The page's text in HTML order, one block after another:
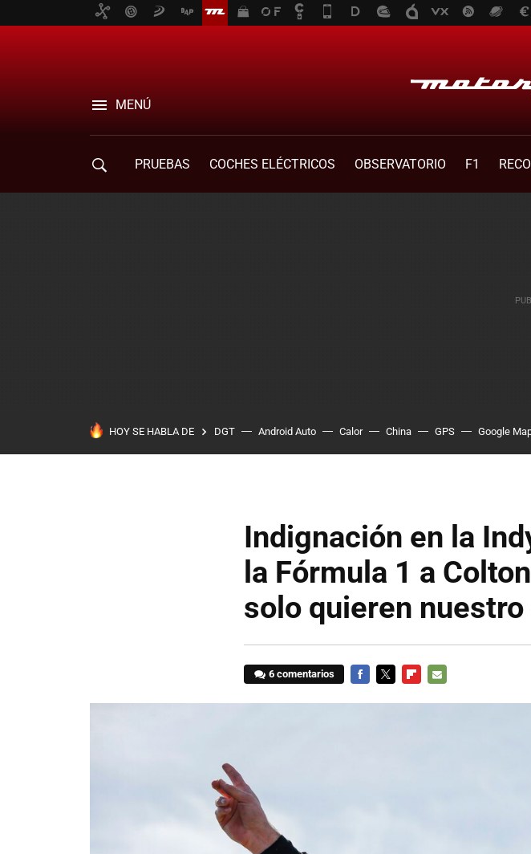
MENÚ
PRUEBAS COCHES ELÉCTRICOS OBSERVATORIO F1
HOY SE HABLA DE DGT Android Auto Calor China GPS Google
Indignación en la
la Fórmula 1 a
solo quieren nuestro
6 comentarios